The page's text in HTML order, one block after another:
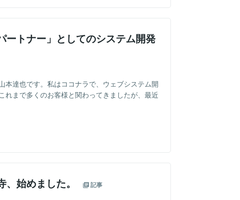
ートナー」としてのシステム開発
本達也です。私はココナラで、ウェブシステム開
まで多くのお客様と関わってきましたが、最近
、始めました。 記事